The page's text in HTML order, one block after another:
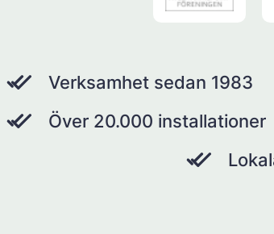
Verksamhet sedan 1983
Över 20.000 installationer